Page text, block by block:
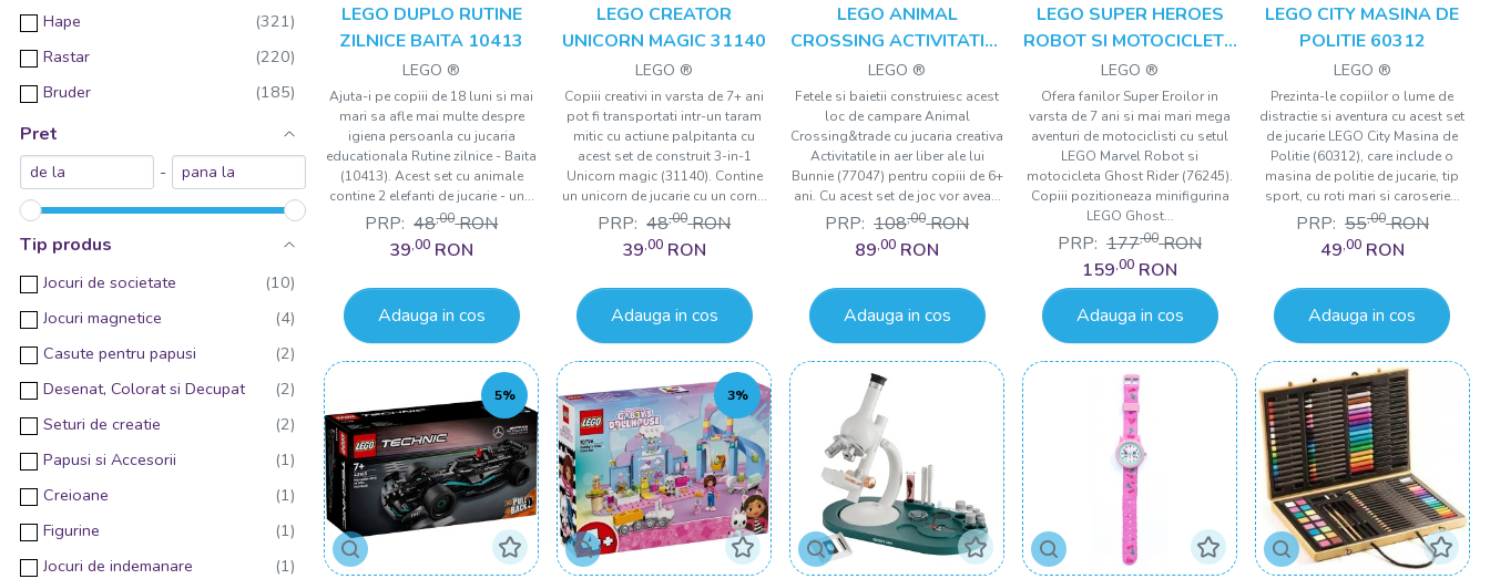
Hape
Rastar
Bruder
Hasbro
Nines D'Onil
Pret
-
Tip produs
Jocuri de societate
Jocuri magnetice
Casute pentru papusi
Desenat, Colorat si Decupat
Seturi de creatie
Papusi si Accesorii
Creioane
Figurine
Jocuri de indemanare
LEGO DUPLO RUTINE
ZILNICE BAITA 10413
LEGO ®
Ajuta-i pe copiii de 18 luni si mai
mari sa afle mai multe despre
igiena persoanla cu jucaria
educationala Rutine zilnice - Baita
(10413). Acest set cu animale
contine 2 elefanti de jucarie - un...
PRP: 48,00 RON
39,00 RON
Adauga in cos
LEGO CREATOR
UNICORN MAGIC 31140
LEGO ®
Copiii creativi in varsta de 7+ ani
pot fi transportati intr-un taram
mitic cu actiune palpitanta cu
acest set de construit 3-in-1
Unicorn magic (31140). Contine
un unicorn de jucarie cu un corn...
PRP: 48,00 RON
39,00 RON
Adauga in cos
LEGO ANIMAL
CROSSING ACTIVITATILE
IN AER LIBER ALE LUI
BUNNIE 77047
LEGO ®
Fetele si baietii construiesc acest
loc de campare Animal
Crossing&trade cu jucaria creativa
Activitatile in aer liber ale lui
Bunnie (77047) pentru copiii de 6+
ani. Cu acest set de joc vor avea...
PRP: 108,00 RON
89,00 RON
Adauga in cos
LEGO SUPER HEROES
ROBOT SI MOTOCICLETA
CALARETUL FANTOMA
76245
LEGO ®
Ofera fanilor Super Eroilor in
varsta de 7 ani si mai mari mega
aventuri de motociclisti cu setul
LEGO Marvel Robot si
motocicleta Ghost Rider (76245).
Copiii pozitioneaza minifigurina
LEGO Ghost...
PRP: 177,00 RON
159,00 RON
Adauga in cos
LEGO CITY MASINA DE
POLITIE 60312
LEGO ®
Prezinta-le copiilor o lume de
distractie si aventura cu acest set
de jucarie LEGO City Masina de
Politie (60312), care include o
masina de politie de jucarie, tip
sport, cu roti mari si caroserie...
PRP: 55,00 RON
49,00 RON
Adauga in cos
5% 3%